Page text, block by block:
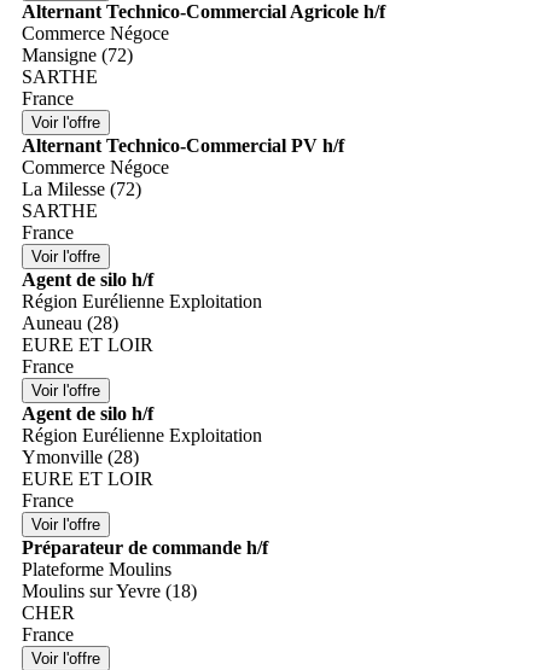
Alternant Technico-Commercial Agricole h/f
Commerce Négoce
Mansigne (72)
SARTHE
France
Alternant Technico-Commercial PV h/f
Commerce Négoce
La Milesse (72)
SARTHE
France
Agent de silo h/f
Région Eurélienne Exploitation
Auneau (28)
EURE ET LOIR
France
Agent de silo h/f
Région Eurélienne Exploitation
Ymonville (28)
EURE ET LOIR
France
Préparateur de commande h/f
Plateforme Moulins
Moulins sur Yevre (18)
CHER
France